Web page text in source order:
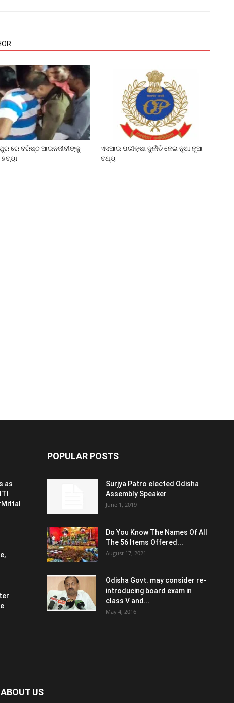
ରେ ବରିଷ୍ଠ ଆଇନଜୀବୀଙ୍କୁ
ଏସଆଇ ପରୀକ୍ଷା ଦୁର୍ନୀତି ନେଇ ନୂଆ ନୂଆ
ତଥ୍ୟ
as
POPULAR POSTS
Surjya Patro elected Odisha
Assembly Speaker
June 1, 2019
Do You Know The Names Of All
The 56 Items Offered...
August 17, 2021
Odisha Govt. may consider re-
introducing board exam in
class V and...
May 4, 2016
ABOUT US